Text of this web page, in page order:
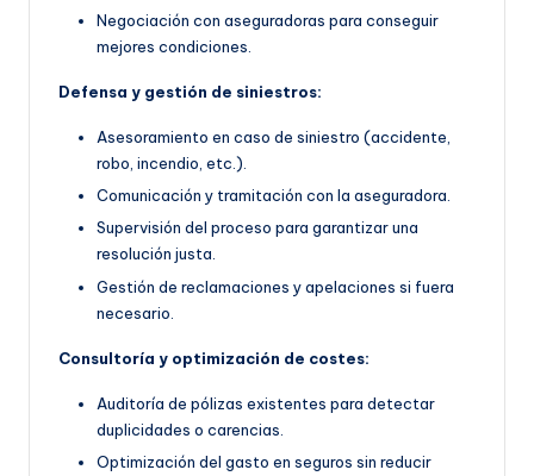
Negociación con aseguradoras para conseguir
mejores condiciones.
Defensa y gestión de siniestros:
Asesoramiento en caso de siniestro (accidente,
robo, incendio, etc.).
Comunicación y tramitación con la aseguradora.
Supervisión del proceso para garantizar una
resolución justa.
Gestión de reclamaciones y apelaciones si fuera
necesario.
Consultoría y optimización de costes:
Auditoría de pólizas existentes para detectar
duplicidades o carencias.
Optimización del gasto en seguros sin reducir